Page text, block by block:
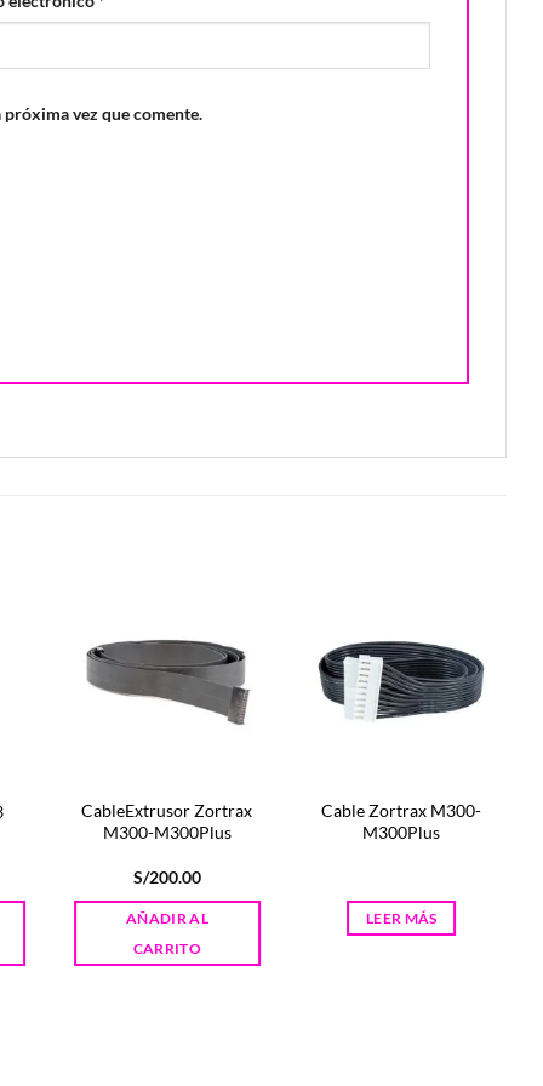
vez que comente.
CableExtrusor Zortrax
M300-M300Plus
S/200.00
AÑADIR AL
CARRITO
Cable Zortrax M300-
M300Plus
LEER MÁS